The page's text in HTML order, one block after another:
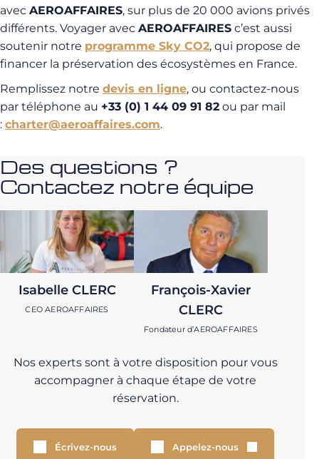
avec AEROAFFAIRES, sur plus de 20 000 avions privés
différents. Voyager avec AEROAFFAIRES c’est aussi
soutenir notre programme Sky CO2, qui propose de
financer la préservation des écosystèmes en France.
Remplissez notre devis en ligne, ou contactez-nous
par téléphone au +33 (0) 1 44 09 91 82 ou par mail
: charter@aeroaffaires.com.
Des questions ?
Contactez notre équipe
Isabelle CLERC
CEO AEROAFFAIRES
François-Xavier
CLERC
Fondateur d’AEROAFFAIRES
Nos experts sont à votre disposition pour vous
accompagner à chaque étape de votre
réservation.
Écrivez-nous Appelez-nous